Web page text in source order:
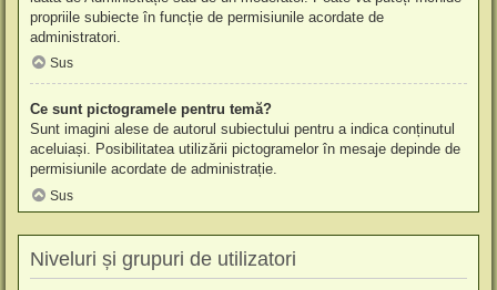
propriile subiecte în funcție de permisiunile acordate de
administratori.
Sus
Ce sunt pictogramele pentru temă?
Sunt imagini alese de autorul subiectului pentru a indica conținutul
aceluiași. Posibilitatea utilizării pictogramelor în mesaje depinde de
permisiunile acordate de administrație.
Sus
Niveluri și grupuri de utilizatori